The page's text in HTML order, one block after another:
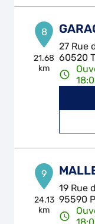
8
21.68
km
27 Rue
60520
9
24.13
km
19 Rue
95590